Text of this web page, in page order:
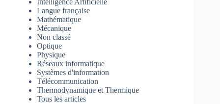
Intelligence Artificielle
Langue française
Mathématique
Mécanique
Non classé
Optique
Physique
Réseaux informatique
Systèmes d'information
Télécommunication
Thermodynamique et Thermique
Tous les articles